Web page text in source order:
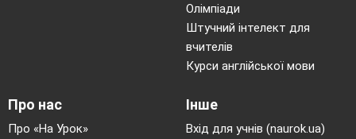
Олімпіади
Штучний інтелект для
вчителів
Курси англійської мови
Про нас
Про «На Урок»
Інше
Вхід для учнів (naurok.ua)